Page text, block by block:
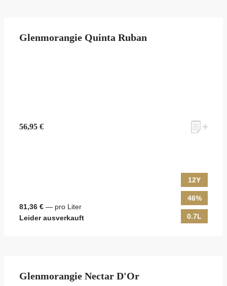
Glenmorangie Quinta Ruban
56,95 €
81,36 € — pro Liter
Leider ausverkauft
12Y
46%
0.7L
Glenmorangie Nectar D'Or